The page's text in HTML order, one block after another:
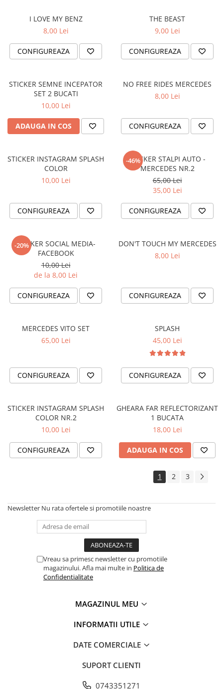
PAUL WALKER STICKER
PENTRU FETE
PRODUSE IN TRENDING
STICKERE CAPAC REZERVOR
STICKERE CRĂCIUN
STICKERE CU ANIMALE
STICKERE GEAM MIC
STICKERE PENTRU CAPOTA
STICKERE PENTRU LATERALE
STICKERE PRAGURI
STICKERE UTILAJE AGRICOLE
VANATOARE - PESCUIT
I LOVE MY BENZ
8,00 Lei
CONFIGUREAZA
THE BEAST
9,00 Lei
CONFIGUREAZA
STICKER SEMNE INCEPATOR
SET 2 BUCATI
10,00 Lei
ADAUGA IN COS
NO FREE RIDES MERCEDES
8,00 Lei
CONFIGUREAZA
STICKER INSTAGRAM SPLASH
COLOR
10,00 Lei
CONFIGUREAZA
-46%
STICKER STALPI AUTO -
MERCEDES NR.2
65,00 Lei
35,00 Lei
CONFIGUREAZA
-20%
STICKER SOCIAL MEDIA-
FACEBOOK
10,00 Lei
de la 8,00 Lei
CONFIGUREAZA
DON'T TOUCH MY MERCEDES
8,00 Lei
CONFIGUREAZA
MERCEDES VITO SET
65,00 Lei
CONFIGUREAZA
SPLASH
45,00 Lei
CONFIGUREAZA
STICKER INSTAGRAM SPLASH
COLOR NR.2
10,00 Lei
CONFIGUREAZA
GHEARA FAR REFLECTORIZANT
1 BUCATA
18,00 Lei
ADAUGA IN COS
1 2 3
Newsletter Nu rata ofertele si promotiile noastre
Vreau sa primesc newsletter cu promotiile
magazinului. Afla mai multe in Politica de
Confidentialitate
MAGAZINUL MEU
INFORMATII UTILE
DATE COMERCIALE
SUPORT CLIENTI
0743351271